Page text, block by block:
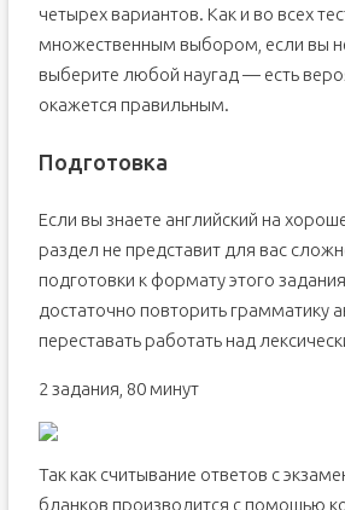
четырех вариантов. Как и во всех
множественным выбором, если вы
выберите любой наугад — есть
окажется правильным.
Подготовка
Если вы знаете английский на
раздел не представит для вас
подготовки к формату этого
достаточно повторить грамматику
переставать работать над
2 задания, 80 минут
Так как считывание ответов с
бланков производится с помощью